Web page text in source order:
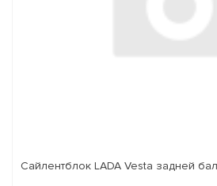
Сайлентблок LADA Vesta задней